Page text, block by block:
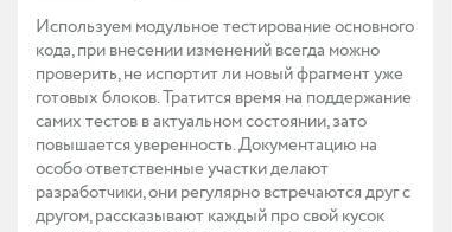
Используем модульное тестирование основного
кода, при внесении изменений всегда можно
проверить, не испортит ли новый фрагмент уже
готовых блоков. Тратится время на поддержание
самих тестов в актуальном состоянии, зато
повышается уверенность. Документацию на
особо ответственные участки делают
разработчики, они регулярно встречаются друг с
другом, рассказывают каждый про свой кусок